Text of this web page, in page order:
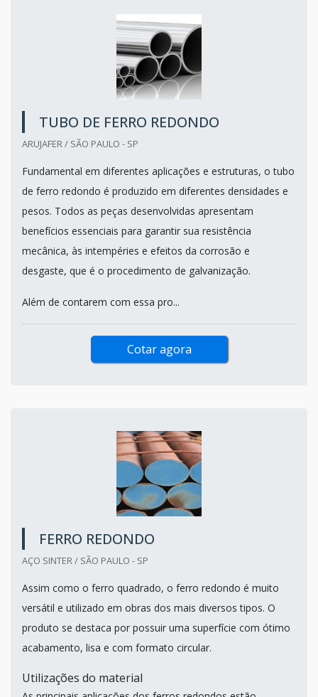
TUBO DE FERRO REDONDO
ARUJAFER / SÃO PAULO - SP
Fundamental em diferentes aplicações e estruturas, o tubo
de ferro redondo é produzido em diferentes densidades e
pesos. Todos as peças desenvolvidas apresentam
benefícios essenciais para garantir sua resistência
mecânica, às intempéries e efeitos da corrosão e
desgaste, que é o procedimento de galvanização.
Além de contarem com essa pro...
Cotar agora
FERRO REDONDO
AÇO SINTER / SÃO PAULO - SP
Assim como o ferro quadrado, o ferro redondo é muito
versátil e utilizado em obras dos mais diversos tipos. O
produto se destaca por possuir uma superfície com ótimo
acabamento, lisa e com formato circular.
Utilizações do material